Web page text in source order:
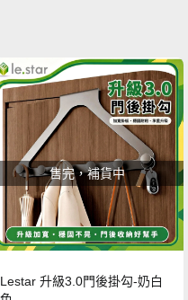
售完，補貨中
Lestar 升級3.0門後掛勾-奶白